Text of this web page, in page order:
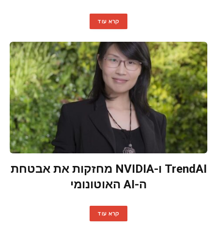
קרא עוד
TrendAI ו-NVIDIA מחזקות את אבטחת
ה-AI האוטונומי
קרא עוד